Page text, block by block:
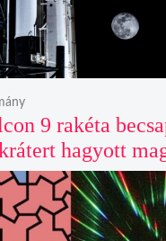
9 rakéta
hagyott